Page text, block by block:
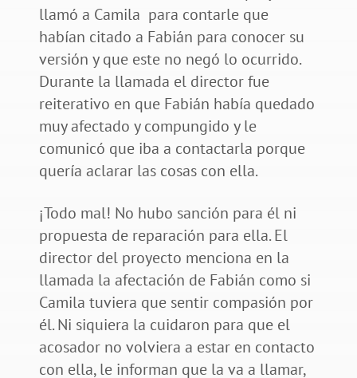
llamó a Camila para contarle que
habían citado a Fabián para conocer su
versión y que este no negó lo ocurrido.
Durante la llamada el director fue
reiterativo en que Fabián había quedado
muy afectado y compungido y le
comunicó que iba a contactarla porque
quería aclarar las cosas con ella.
¡Todo mal! No hubo sanción para él ni
propuesta de reparación para ella. El
director del proyecto menciona en la
llamada la afectación de Fabián como si
Camila tuviera que sentir compasión por
él. Ni siquiera la cuidaron para que el
acosador no volviera a estar en contacto
con ella, le informan que la va a llamar,